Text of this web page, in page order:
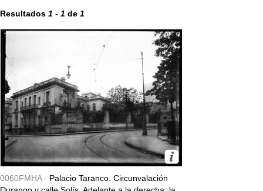
Resultados 1 - 1 de 1
0060FMHA - Palacio Taranco. Circunvalación